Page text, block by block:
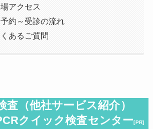
アクセス
～受診の流れ
あるご質問
査（他社サービス紹介）
クイック検査センター[PR]